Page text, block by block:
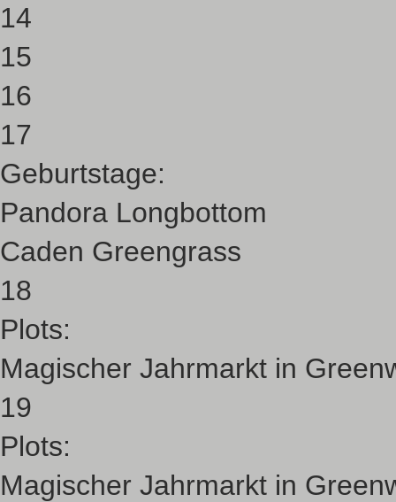
14
15
16
17
Geburtstage:
Pandora Longbottom
Caden Greengrass
18
Plots:
Magischer Jahrmarkt in
19
Plots:
Magischer Jahrmarkt in